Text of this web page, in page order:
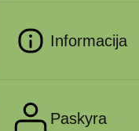
Informacija
Paskyra